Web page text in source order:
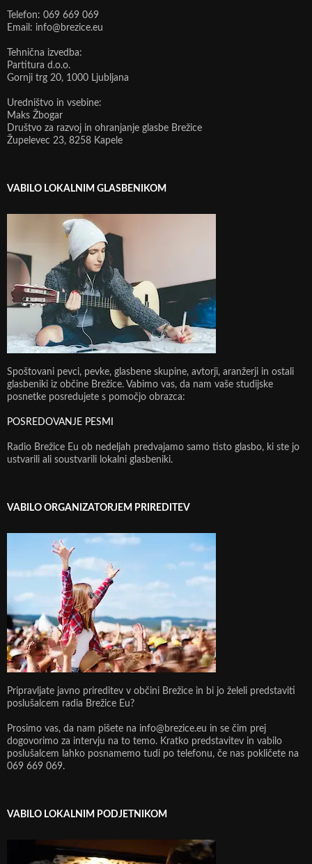
Telefon: 069 669 069
Email: info@brezice.eu
Tehnična izvedba:
Partitura d.o.o.
Gornji trg 20, 1000 Ljubljana
Uredništvo in vsebine:
Maks Žbogar
Društvo za razvoj in ohranjanje glasbe Brežice
Župelevec 23, 8258 Kapele
VABILO LOKALNIM GLASBENIKOM
Spoštovani pevci, pevke, glasbene skupine, avtorji, aranžerji in ostali
glasbeniki iz občine Brežice. Vabimo vas, da nam vaše studijske
posnetke posredujete s pomočjo obrazca:
POSREDOVANJE PESMI
Radio Brežice Eu ob nedeljah predvajamo samo tisto glasbo, ki ste jo
ustvarili ali soustvarili lokalni glasbeniki.
VABILO ORGANIZATORJEM PRIREDITEV
Pripravljate javno prireditev v občini Brežice in bi jo želeli predstaviti
poslušalcem radia Brežice Eu?
Prosimo vas, da nam pišete na info@brezice.eu in se čim prej
dogovorimo za intervju na to temo. Kratko predstavitev in vabilo
poslušalcem lahko posnamemo tudi po telefonu, če nas pokličete na
069 669 069.
VABILO LOKALNIM PODJETNIKOM